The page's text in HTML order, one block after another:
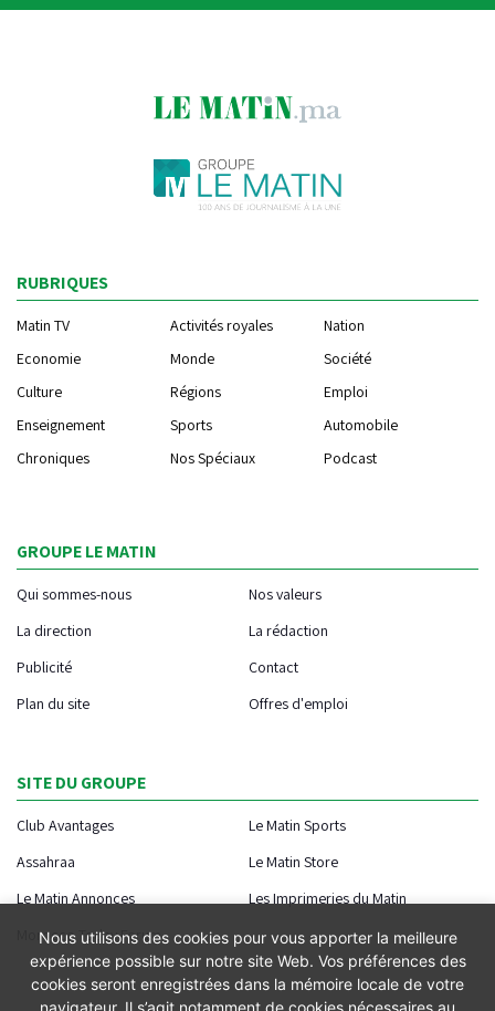
RUBRIQUES
Matin TV Activités royales
Nation
Economie
Monde
Société
Culture
Régions
Emploi
Enseignement
Sports
Automobile
Chroniques
Nos Spéciaux Podcast
GROUPE LE MATIN
Qui sommes-nous
Nos valeurs
La direction
La rédaction
Publicité
Contact
Plan du site
Offres d'emploi
SITE DU GROUPE
Club Avantages
Le Matin Sports
Assahraa
Le Matin Store
Le Matin Annonces
Les Imprimeries du Matin
Morocco Today Forum
Nous utilisons des cookies pour vous apporter la meilleure
expérience possible sur notre site Web. Vos préférences des
cookies seront enregistrées dans la mémoire locale de votre
navigateur. Il s’agit notamment de cookies nécessaires au